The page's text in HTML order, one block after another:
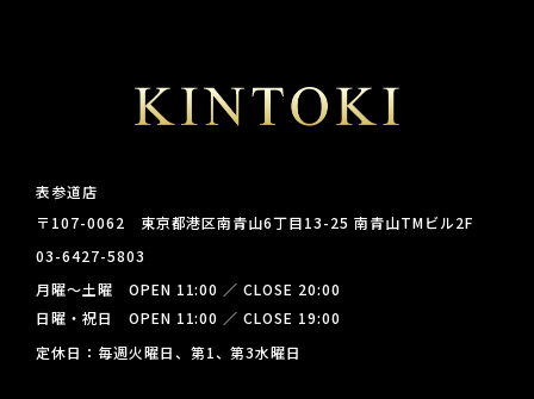
表参道店
〒107-0062 東京都港区南青山6丁目13-25 南青山TMビル2F
03-6427-5803
月曜～土曜 OPEN 11:00 ／ CLOSE 20:00
日曜・祝日 OPEN 11:00 ／ CLOSE 19:00
定休日：毎週火曜日、第1、第3水曜日